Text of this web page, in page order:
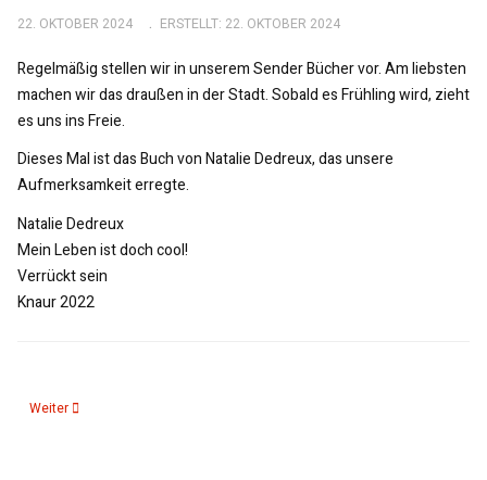
22. OKTOBER 2024 ERSTELLT: 22. OKTOBER 2024
Regelmäßig stellen wir in unserem Sender Bücher vor. Am liebsten
machen wir das draußen in der Stadt. Sobald es Frühling wird, zieht
es uns ins Freie.
Dieses Mal ist das Buch von Natalie Dedreux, das unsere
Aufmerksamkeit erregte.
Natalie Dedreux
Mein Leben ist doch cool!
Verrückt sein
Knaur 2022
Nächster Beitrag: 21.08.24: Rezension: Natalie Dedreux, Mein Leben ist
Weiter